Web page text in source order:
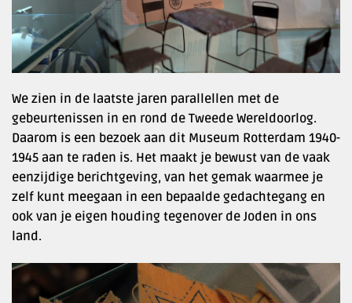
We zien in de laatste jaren parallellen met de
gebeurtenissen in en rond de Tweede Wereldoorlog.
Daarom is een bezoek aan dit Museum Rotterdam 1940-
1945 aan te raden is. Het maakt je bewust van de vaak
eenzijdige berichtgeving, van het gemak waarmee je
zelf kunt meegaan in een bepaalde gedachtegang en
ook van je eigen houding tegenover de Joden in ons
land.